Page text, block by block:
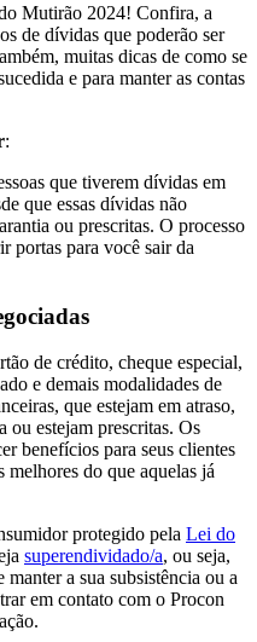
Mutirão 2024! Confira, a
de dívidas que poderão ser
muitas dicas de como se
e para manter as contas
:
que tiverem dívidas em
que essas dívidas não
ou prescritas. O processo
portas para você sair da
de crédito, cheque especial,
e demais modalidades de
que estejam em atraso,
ou estejam prescritas. Os
benefícios para seus clientes
melhores do que aquelas já
protegido pela Lei do
superendividado/a, ou seja,
a sua subsistência ou a
em contato com o Procon